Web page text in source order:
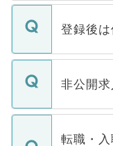
登録後
ご登録い
登録内容
ます。通
いただき
非公開
マイナビ
うち約3
転職・